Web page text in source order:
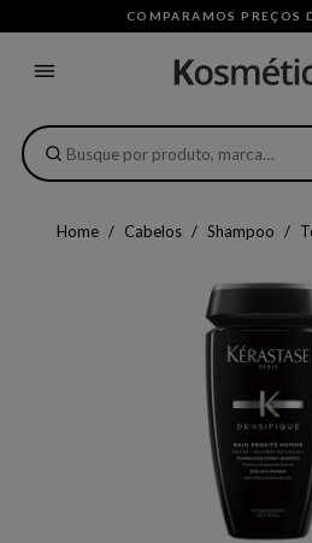
COMPARAMOS PREÇOS
Home Cabelos Shampoo